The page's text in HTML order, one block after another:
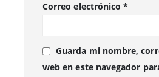
Correo electrónico*
Guarda mi nombre,
web en este navegador